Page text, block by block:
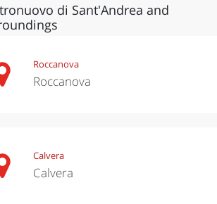
SICILIA
TOSCANA
VALLE D'AOSTA
di Sant'Andrea and
Roccanova
Roccanova
Calvera
Calvera